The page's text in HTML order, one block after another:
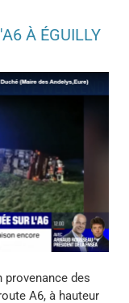
À ÉGUILLY
provenance des
A6, à hauteur